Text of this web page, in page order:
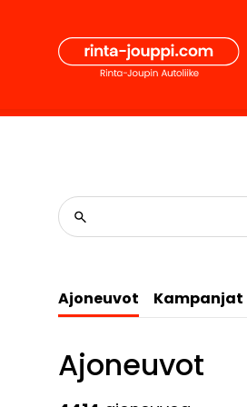
sisältöön
Ajoneuvot Kampanjat
Ajoneuvot